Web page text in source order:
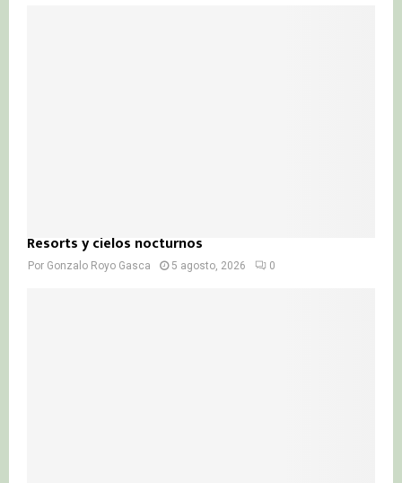
Resorts y cielos nocturnos
Por Gonzalo Royo Gasca 5 agosto, 2026 0